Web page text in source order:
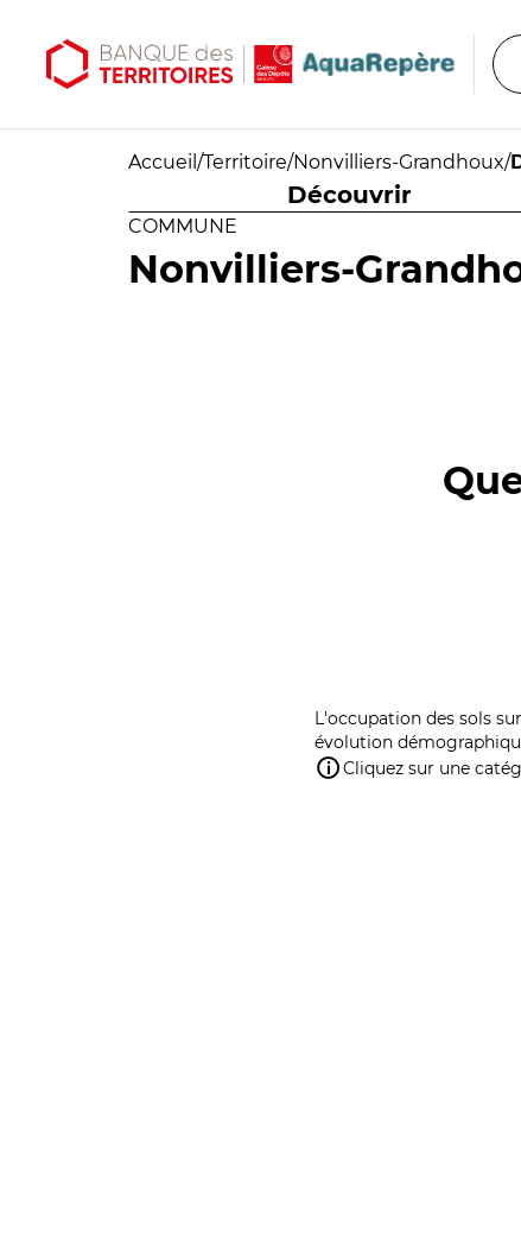
Accueil /Territoire/Nonvilliers-Grandhoux/
Découvrir
COMMUNE
Nonvilliers-
L'occupation des sols
évolution
Cliquez sur une